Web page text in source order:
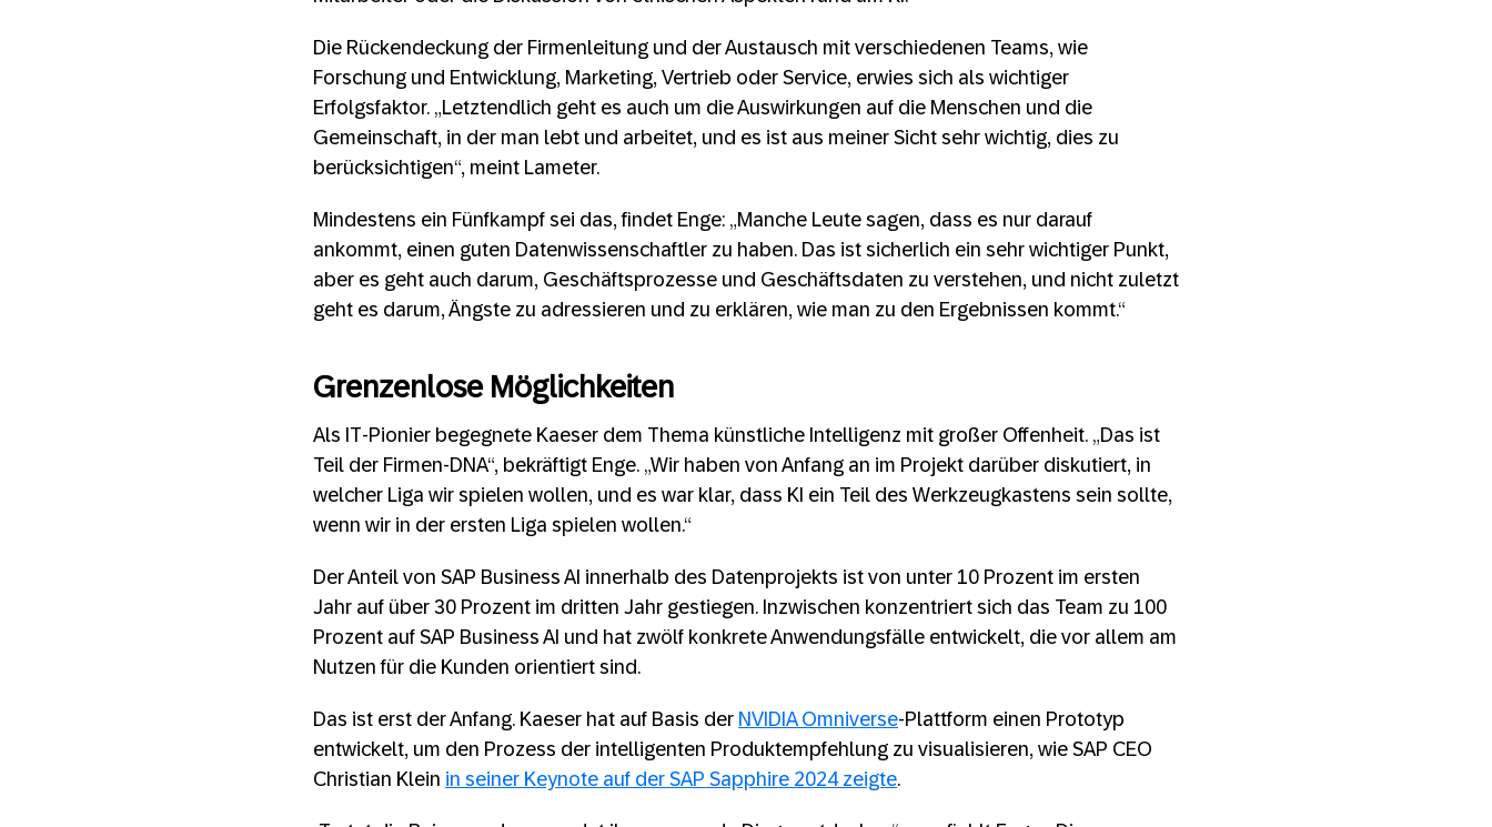
Die Rückendeckung der Firmenleitung und der Austausch mit verschiedenen Teams, wie
Forschung und Entwicklung, Marketing, Vertrieb oder Service, erwies sich als wichtiger
Erfolgsfaktor. „Letztendlich geht es auch um die Auswirkungen auf die Menschen und die
Gemeinschaft, in der man lebt und arbeitet, und es ist aus meiner Sicht sehr wichtig, dies zu
berücksichtigen“, meint Lameter.
Mindestens ein Fünfkampf sei das, findet Enge: „Manche Leute sagen, dass es nur darauf
ankommt, einen guten Datenwissenschaftler zu haben. Das ist sicherlich ein sehr wichtiger Punkt,
aber es geht auch darum, Geschäftsprozesse und Geschäftsdaten zu verstehen, und nicht zuletzt
geht es darum, Ängste zu adressieren und zu erklären, wie man zu den Ergebnissen kommt.“
Grenzenlose Möglichkeiten
Als IT-Pionier begegnete Kaeser dem Thema künstliche Intelligenz mit großer Offenheit. „Das ist
Teil der Firmen-DNA“, bekräftigt Enge. „Wir haben von Anfang an im Projekt darüber diskutiert, in
welcher Liga wir spielen wollen, und es war klar, dass KI ein Teil des Werkzeugkastens sein sollte,
wenn wir in der ersten Liga spielen wollen.“
Der Anteil von SAP Business AI innerhalb des Datenprojekts ist von unter 10 Prozent im ersten
Jahr auf über 30 Prozent im dritten Jahr gestiegen. Inzwischen konzentriert sich das Team zu 100
Prozent auf SAP Business AI und hat zwölf konkrete Anwendungsfälle entwickelt, die vor allem am
Nutzen für die Kunden orientiert sind.
Das ist erst der Anfang. Kaeser hat auf Basis der NVIDIA Omniverse-Plattform einen Prototyp
entwickelt, um den Prozess der intelligenten Produktempfehlung zu visualisieren, wie SAP CEO
Christian Klein in seiner Keynote auf der SAP Sapphire 2024 zeigte.